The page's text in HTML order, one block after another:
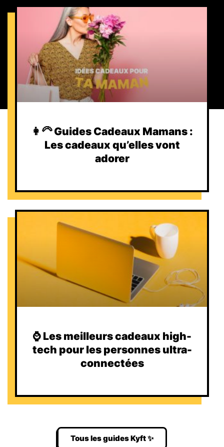
👩‍🦳 Guides Cadeaux Mamans :
Les cadeaux qu’elles vont
adorer
⌚️ Les meilleurs cadeaux high-
tech pour les personnes ultra-
connectées
Tous les guides Kyft ✨